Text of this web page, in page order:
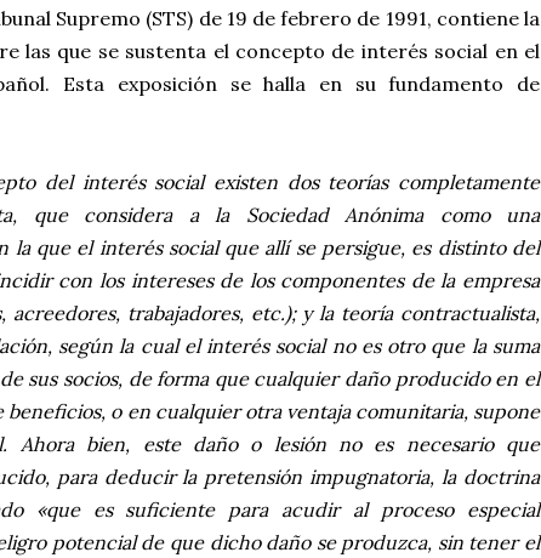
Supremo (STS) de 19 de febrero de 1991, contiene la
las que se sustenta el concepto de interés social en el
Esta exposición se halla en su fundamento de
del interés social existen dos teorías completamente
que considera a la Sociedad Anónima como una
la que el interés social que allí se persigue, es distinto del
con los intereses de los componentes de la empresa
acreedores, trabajadores, etc.); y la teoría contractualista,
según la cual el interés social no es otro que la suma
sus socios, de forma que cualquier daño producido en el
o en cualquier otra ventaja comunitaria, supone
Ahora bien, este daño o lesión no es necesario que
para deducir la pretensión impugnatoria, la doctrina
«que es suficiente para acudir al proceso especial
potencial de que dicho daño se produzca, sin tener el